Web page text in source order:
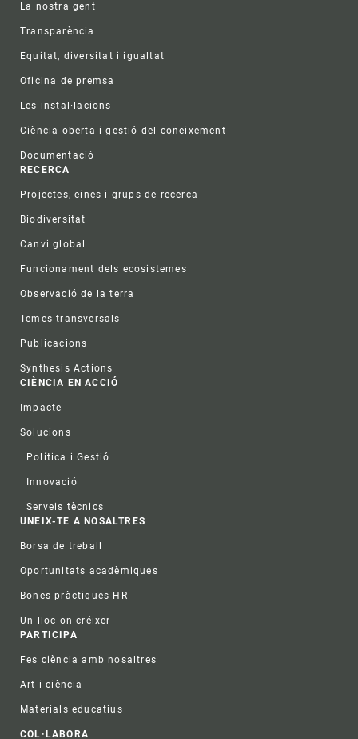
La nostra gent
Transparència
Equitat, diversitat i igualtat
Oficina de premsa
Les instal·lacions
Ciència oberta i gestió del coneixement
Documentació
RECERCA
Projectes, eines i grups de recerca
Biodiversitat
Canvi global
Funcionament dels ecosistemes
Observació de la terra
Temes transversals
Publicacions
Synthesis Actions
CIÈNCIA EN ACCIÓ
Impacte
Solucions
Política i Gestió
Innovació
Serveis tècnics
UNEIX-TE A NOSALTRES
Borsa de treball
Oportunitats acadèmiques
Bones pràctiques HR
Un lloc on créixer
PARTICIPA
Fes ciència amb nosaltres
Art i ciència
Materials educatius
COL·LABORA